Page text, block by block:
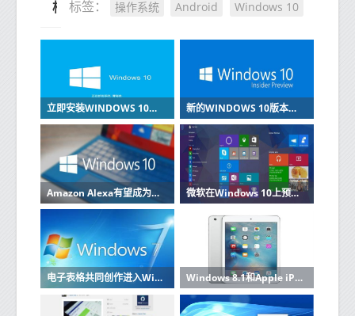
标签： 操作系统 Android Windows 10
相关推荐
立即安装WINDOWS 10的2019年8月更新 新的WINDOWS 10版本增加了GPU临时监控桌面重命名和设置更新
Amazon Alexa有望成为Windows 10 PC上的强大业务工具 微软在Windows 10上预览节省空间的OneDrive功能
电子表格共同创作进入Windows Desktop上的Microsoft Excel Windows 8.1和Apple iPad的OneNote笔记应用程序现在可以分析笔迹